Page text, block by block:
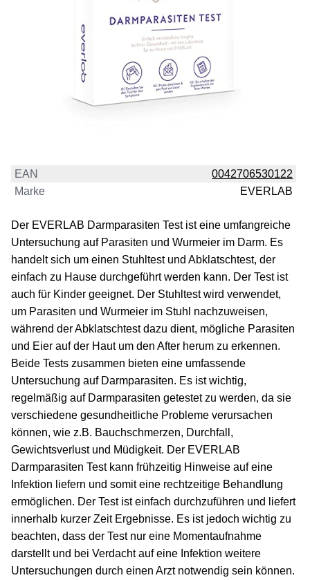
EAN
0042706530122
Marke
EVERLAB
Der EVERLAB Darmparasiten Test ist eine umfangreiche
Untersuchung auf Parasiten und Wurmeier im Darm. Es
handelt sich um einen Stuhltest und Abklatschtest, der
einfach zu Hause durchgeführt werden kann. Der Test ist
auch für Kinder geeignet. Der Stuhltest wird verwendet,
um Parasiten und Wurmeier im Stuhl nachzuweisen,
während der Abklatschtest dazu dient, mögliche Parasiten
und Eier auf der Haut um den After herum zu erkennen.
Beide Tests zusammen bieten eine umfassende
Untersuchung auf Darmparasiten. Es ist wichtig,
regelmäßig auf Darmparasiten getestet zu werden, da sie
verschiedene gesundheitliche Probleme verursachen
können, wie z.B. Bauchschmerzen, Durchfall,
Gewichtsverlust und Müdigkeit. Der EVERLAB
Darmparasiten Test kann frühzeitig Hinweise auf eine
Infektion liefern und somit eine rechtzeitige Behandlung
ermöglichen. Der Test ist einfach durchzuführen und liefert
innerhalb kurzer Zeit Ergebnisse. Es ist jedoch wichtig zu
beachten, dass der Test nur eine Momentaufnahme
darstellt und bei Verdacht auf eine Infektion weitere
Untersuchungen durch einen Arzt notwendig sein können.